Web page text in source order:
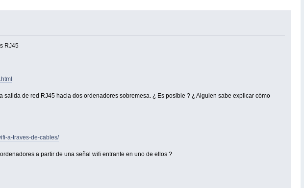
RJ45
de red RJ45 hacia dos ordenadores sobremesa. ¿ Es posible ? ¿ Alguien sabe explicar cómo
a-traves-de-cables/
a partir de una señal wifi entrante en uno de ellos ?